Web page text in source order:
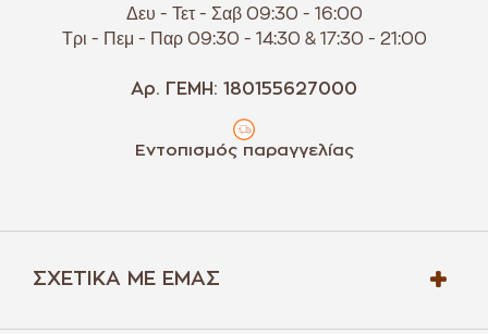
Δευ - Τετ - Σαβ 09:30 - 16:00
Τρι - Πεμ - Παρ 09:30 - 14:30 & 17:30 - 21:00
Αρ. ΓΕΜΗ: 180155627000
Εντοπισμός παραγγελίας
ΣΧΕΤΙΚΆ ΜΕ ΕΜΆΣ